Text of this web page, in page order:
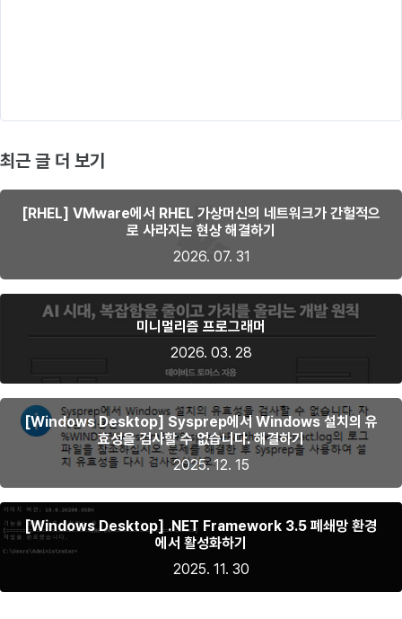
최근 글 더 보기
[RHEL] VMware에서 RHEL 가상머신의 네트워크가 간헐적으
로 사라지는 현상 해결하기
2026. 07. 31
미니멀리즘 프로그래머
2026. 03. 28
[Windows Desktop] Sysprep에서 Windows 설치의 유
효성을 검사할 수 없습니다. 해결하기
2025. 12. 15
[Windows Desktop] .NET Framework 3.5 폐쇄망 환경
에서 활성화하기
2025. 11. 30